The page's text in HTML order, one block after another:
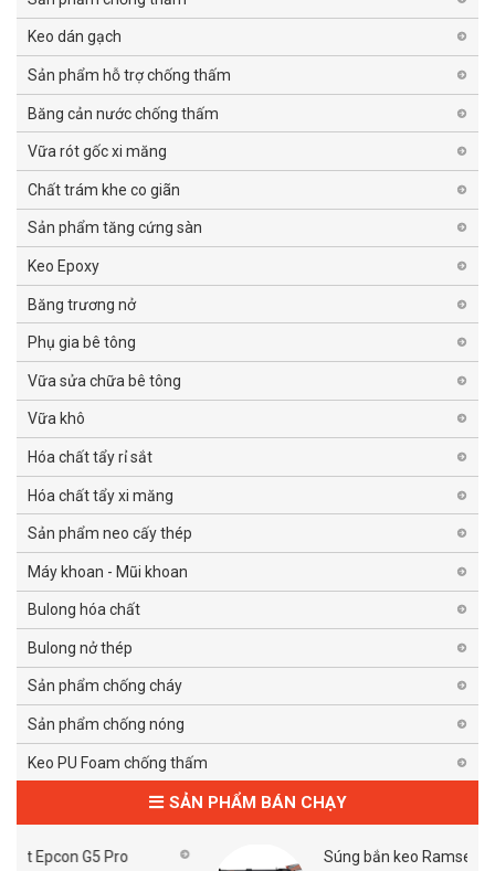
Keo dán gạch
Sản phẩm hỗ trợ chống thấm
Băng cản nước chống thấm
Vữa rót gốc xi măng
Chất trám khe co giãn
Sản phẩm tăng cứng sàn
Keo Epoxy
Băng trương nở
Phụ gia bê tông
Vữa sửa chữa bê tông
Vữa khô
Hóa chất tẩy rỉ sắt
Hóa chất tẩy xi măng
Sản phẩm neo cấy thép
Máy khoan - Mũi khoan
Bulong hóa chất
Bulong nở thép
Sản phẩm chống cháy
Sản phẩm chống nóng
Keo PU Foam chống thấm
SẢN PHẨM BÁN CHẠY
Súng bắn keo Ramset G5 Pro